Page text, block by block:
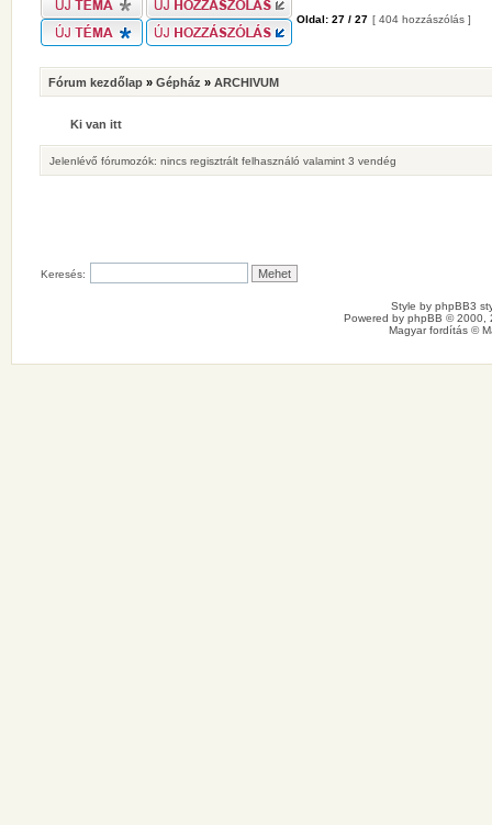
Oldal: 27 / 27 [ 404 hozzászólás ]
Fórum kezdőlap » Gépház » ARCHIVUM
Ki van itt
Jelenlévő fórumozók: nincs regisztrált felhasználó valamint 3 vendég
Keresés:
Style by phpBB3
Powered by phpBB © 2000,
Magyar fordítás ©